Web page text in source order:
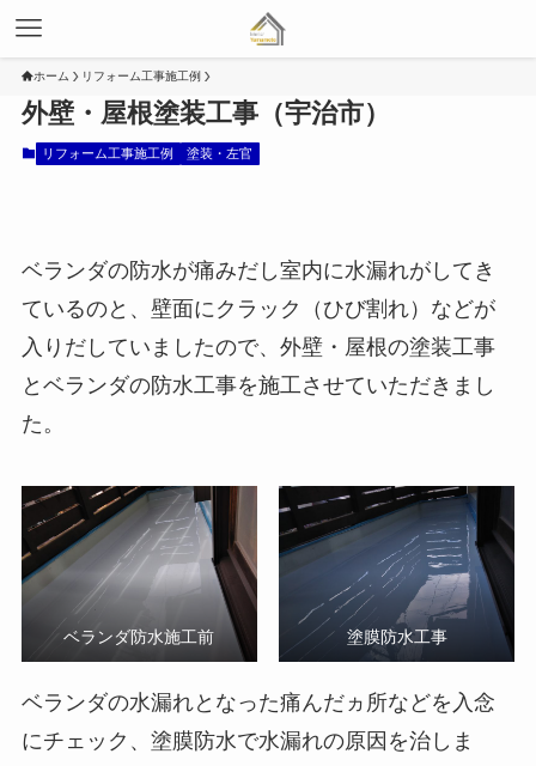
ホーム リフォーム工事施工例
外壁・屋根塗装工事（宇治市）
リフォーム工事施工例 塗装・左官
ベランダの防水が痛みだし室内に水漏れがしてき
ているのと、壁面にクラック（ひび割れ）などが
入りだしていましたので、外壁・屋根の塗装工事
とベランダの防水工事を施工させていただきまし
た。
ベランダ防水施工前 塗膜防水工事
ベランダの水漏れとなった痛んだヵ所などを入念
にチェック、塗膜防水で水漏れの原因を治しま